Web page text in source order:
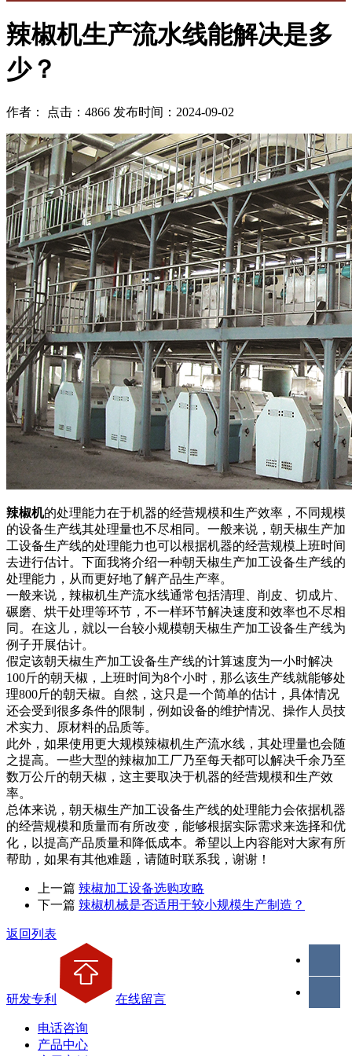
辣椒机生产流水线能解决是多
少？
作者： 点击：4866 发布时间：2024-09-02
辣椒机的处理能力在于机器的经营规模和生产效率，不同规模
的设备生产线其处理量也不尽相同。一般来说，朝天椒生产加
工设备生产线的处理能力也可以根据机器的经营规模上班时间
去进行估计。下面我将介绍一种朝天椒生产加工设备生产线的
处理能力，从而更好地了解产品生产率。
一般来说，辣椒机生产流水线通常包括清理、削皮、切成片、
碾磨、烘干处理等环节，不一样环节解决速度和效率也不尽相
同。在这儿，就以一台较小规模朝天椒生产加工设备生产线为
例子开展估计。
假定该朝天椒生产加工设备生产线的计算速度为一小时解决
100斤的朝天椒，上班时间为8个小时，那么该生产线就能够处
理800斤的朝天椒。自然，这只是一个简单的估计，具体情况
还会受到很多条件的限制，例如设备的维护情况、操作人员技
术实力、原材料的品质等。
此外，如果使用更大规模辣椒机生产流水线，其处理量也会随
之提高。一些大型的辣椒加工厂乃至每天都可以解决千余乃至
数万公斤的朝天椒，这主要取决于机器的经营规模和生产效
率。
总体来说，朝天椒生产加工设备生产线的处理能力会依据机器
的经营规模和质量而有所改变，能够根据实际需求来选择和优
化，以提高产品质量和降低成本。希望以上内容能对大家有所
帮助，如果有其他难题，请随时联系我，谢谢！
上一篇 辣椒加工设备选购攻略
下一篇 辣椒机械是否适用于较小规模生产制造？
返回列表
研发专利 在线留言
电话咨询
产品中心